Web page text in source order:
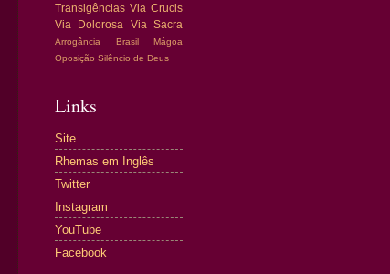
Transigências Via Crucis
Via Dolorosa
Via Sacra
Arrogância Brasil
Mágoa
Oposição Silêncio de Deus
Links
Site
Rhemas em Inglês
Twitter
Instagram
YouTube
Facebook